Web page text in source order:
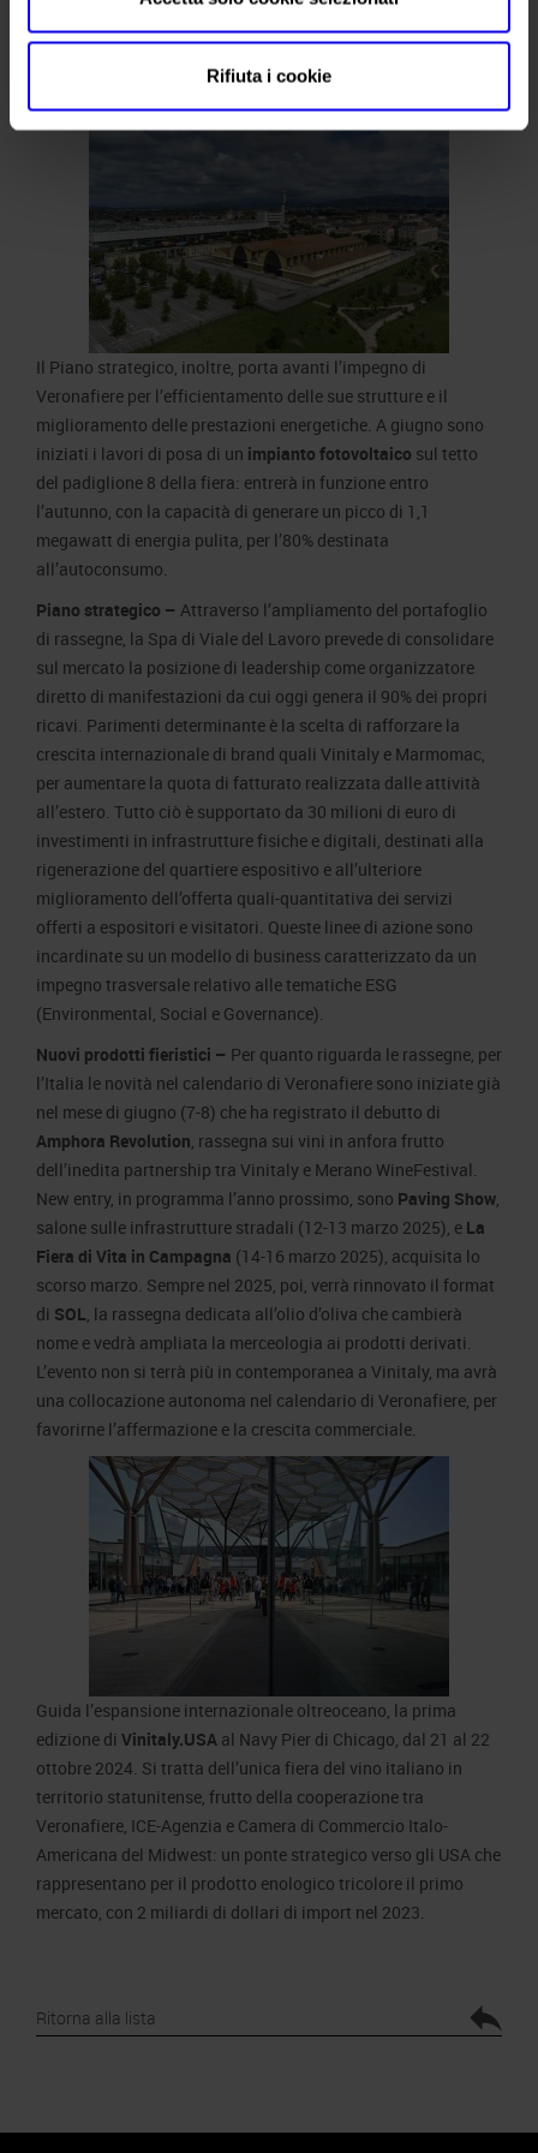
Rifiuta i cookie
anche per ipunti ristorazione, verso un’offerta food con i più
Il Piano strategico, inoltre, porta avanti l’impegno di
Veronafiere per l’efficientamento delle sue strutture e il
miglioramento delle prestazioni energetiche. A giugno sono
iniziati i lavori di posa di un impianto fotovoltaico sul tetto
del padiglione 8 della fiera: entrerà in funzione entro
l’autunno, con la capacità di generare un picco di 1,1
megawatt di energia pulita, per l’80% destinata
all’autoconsumo.
Piano strategico – Attraverso l’ampliamento del portafoglio
di rassegne, la Spa di Viale del Lavoro prevede di consolidare
sul mercato la posizione di leadership come organizzatore
diretto di manifestazioni da cui oggi genera il 90% dei propri
ricavi. Parimenti determinante è la scelta di rafforzare la
crescita internazionale di brand quali Vinitaly e Marmomac,
per aumentare la quota di fatturato realizzata dalle attività
all’estero. Tutto ciò è supportato da 30 milioni di euro di
investimenti in infrastrutture fisiche e digitali, destinati alla
rigenerazione del quartiere espositivo e all’ulteriore
miglioramento dell’offerta quali-quantitativa dei servizi
offerti a espositori e visitatori. Queste linee di azione sono
incardinate su un modello di business caratterizzato da un
impegno trasversale relativo alle tematiche ESG
(Environmental, Social e Governance).
Nuovi prodotti fieristici – Per quanto riguarda le rassegne, per
l’Italia le novità nel calendario di Veronafiere sono iniziate già
nel mese di giugno (7-8) che ha registrato il debutto di
Amphora Revolution, rassegna sui vini in anfora frutto
dell’inedita partnership tra Vinitaly e Merano WineFestival.
New entry, in programma l’anno prossimo, sono Paving Show,
salone sulle infrastrutture stradali (12-13 marzo 2025), e La
Fiera di Vita in Campagna (14-16 marzo 2025), acquisita lo
scorso marzo. Sempre nel 2025, poi, verrà rinnovato il format
di SOL, la rassegna dedicata all’olio d’oliva che cambierà
nome e vedrà ampliata la merceologia ai prodotti derivati.
L’evento non si terrà più in contemporanea a Vinitaly, ma avrà
una collocazione autonoma nel calendario di Veronafiere, per
favorirne l’affermazione e la crescita commerciale.
Guida l’espansione internazionale oltreoceano, la prima
edizione di Vinitaly.USA al Navy Pier di Chicago, dal 21 al 22
ottobre 2024. Si tratta dell’unica fiera del vino italiano in
territorio statunitense, frutto della cooperazione tra
Veronafiere, ICE-Agenzia e Camera di Commercio Italo-
Americana del Midwest: un ponte strategico verso gli USA che
rappresentano per il prodotto enologico tricolore il primo
mercato, con 2 miliardi di dollari di import nel 2023.
Ritorna alla lista